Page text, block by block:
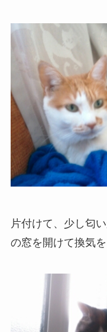
片付けて、少し匂
の窓を開けて換気を